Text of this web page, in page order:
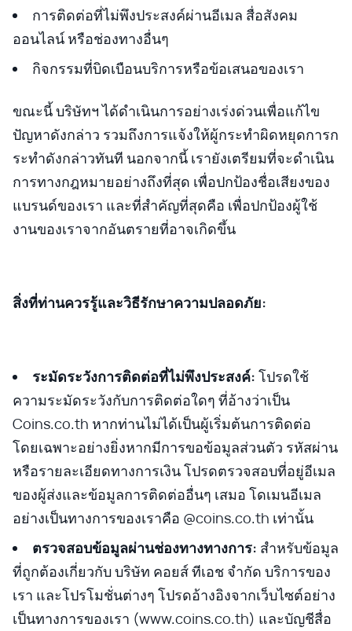
การติดต่อที่ไม่พึงประสงค์ผ่านอีเมล สื่อสังคม
ออนไลน์ หรือช่องทางอื่นๆ
กิจกรรมที่บิดเบือนบริการหรือข้อเสนอของเรา
ขณะนี้ บริษัทฯ ได้ดำเนินการอย่างเร่งด่วนเพื่อแก้ไข
ปัญหาดังกล่าว รวมถึงการแจ้งให้ผู้กระทำผิดหยุดการก
ระทำดังกล่าวทันที นอกจากนี้ เรายังเตรียมที่จะดำเนิน
การทางกฎหมายอย่างถึงที่สุด เพื่อปกป้องชื่อเสียงของ
แบรนด์ของเรา และที่สำคัญที่สุดคือ เพื่อปกป้องผู้ใช้
งานของเราจากอันตรายที่อาจเกิดขึ้น
สิ่งที่ท่านควรรู้และวิธีรักษาความปลอดภัย:
ระมัดระวังการติดต่อที่ไม่พึงประสงค์: โปรดใช้
ความระมัดระวังกับการติดต่อใดๆ ที่อ้างว่าเป็น
Coins.co.th หากท่านไม่ได้เป็นผู้เริ่มต้นการติดต่อ
โดยเฉพาะอย่างยิ่งหากมีการขอข้อมูลส่วนตัว รหัสผ่าน
หรือรายละเอียดทางการเงิน โปรดตรวจสอบที่อยู่อีเมล
ของผู้ส่งและข้อมูลการติดต่ออื่นๆ เสมอ โดเมนอีเมล
อย่างเป็นทางการของเราคือ @coins.co.th เท่านั้น
ตรวจสอบข้อมูลผ่านช่องทางทางการ: สำหรับข้อมูล
ที่ถูกต้องเกี่ยวกับ บริษัท คอยส์ ทีเอช จำกัด บริการของ
เรา และโปรโมชั่นต่างๆ โปรดอ้างอิงจากเว็บไซต์อย่าง
เป็นทางการของเรา (www.coins.co.th) และบัญชีสื่อ